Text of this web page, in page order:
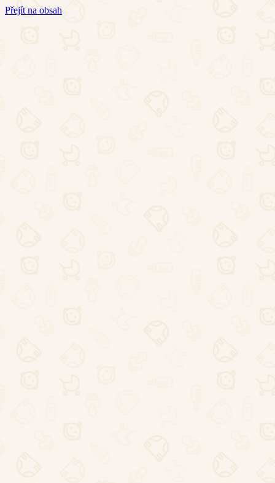
Přejít na obsah